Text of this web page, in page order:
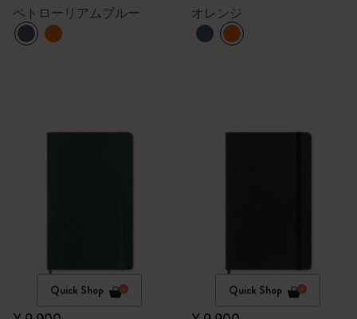
ペトローリアムブルー オレンジ
Quick Shop Quick Shop